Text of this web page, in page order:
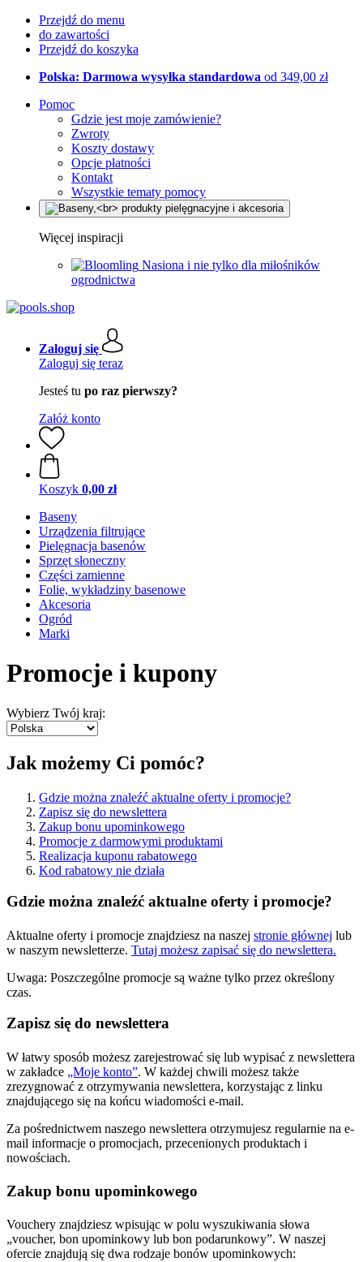
Przejdź do menu
do zawartości
Przejdź do koszyka
Polska: Darmowa wysyłka standardowa od 349,00 zł
Pomoc
Gdzie jest moje zamówienie?
Zwroty
Koszty dostawy
Opcje płatności
Kontakt
Wszystkie tematy pomocy
Więcej inspiracji
Nasiona i nie tylko dla miłośników
ogrodnictwa
Zaloguj się
Zaloguj się teraz
Jesteś tu po raz pierwszy?
Załóż konto
Koszyk 0,00 zł
Baseny
Urządzenia filtrujące
Pielęgnacja basenów
Sprzęt słoneczny
Części zamienne
Folie, wykładziny basenowe
Akcesoria
Ogród
Marki
Promocje i kupony
Wybierz Twój kraj:
Jak możemy Ci pomóc?
Gdzie można znaleźć aktualne oferty i promocje?
Zapisz się do newslettera
Zakup bonu upominkowego
Promocje z darmowymi produktami
Realizacja kuponu rabatowego
Kod rabatowy nie działa
Gdzie można znaleźć aktualne oferty i promocje?
Aktualne oferty i promocje znajdziesz na naszej stronie głównej lub
w naszym newsletterze. Tutaj możesz zapisać się do newslettera.
Uwaga: Poszczególne promocje są ważne tylko przez określony
czas.
Zapisz się do newslettera
W łatwy sposób możesz zarejestrować się lub wypisać z newslettera
w zakładce „Moje konto”. W każdej chwili możesz także
zrezygnować z otrzymywania newslettera, korzystając z linku
znajdującego się na końcu wiadomości e-mail.
Za pośrednictwem naszego newslettera otrzymujesz regularnie na e-
mail informacje o promocjach, przecenionych produktach i
nowościach.
Zakup bonu upominkowego
Vouchery znajdziesz wpisując w polu wyszukiwania słowa
„voucher, bon upominkowy lub bon podarunkowy”. W naszej
ofercie znajdują się dwa rodzaje bonów upominkowych: